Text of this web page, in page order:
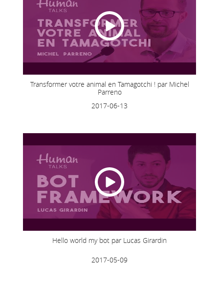
Transformer votre animal en Tamagotchi ! par Michel
Parreno
2017-06-13
Hello world my bot par Lucas Girardin
2017-05-09